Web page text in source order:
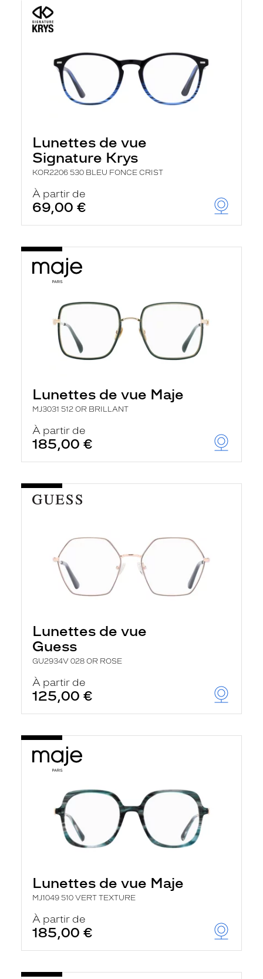
Lunettes de vue
Signature Krys
KOR2206 530 BLEU FONCE CRIST
À partir de
69,00 €
Lunettes de vue Maje
MJ3031 512 OR BRILLANT
À partir de
185,00 €
Lunettes de vue
Guess
GU2934V 028 OR ROSE
À partir de
125,00 €
Lunettes de vue Maje
MJ1049 510 VERT TEXTURE
À partir de
185,00 €